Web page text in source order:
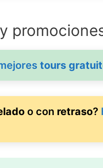
tours
o con retraso?